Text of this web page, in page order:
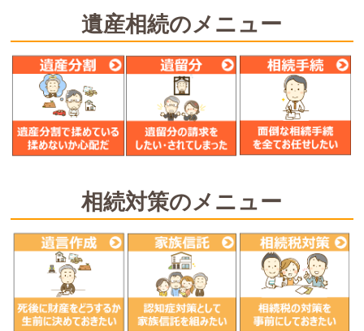
遺産相続のメニュー
相続対策のメニュー